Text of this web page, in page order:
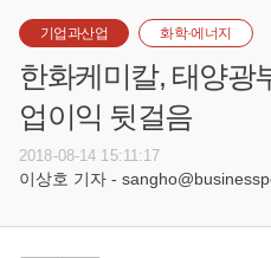
기업과산업 화학·에너지
한화케미칼, 태양광
업이익 뒷걸음
2018-08-14 15:11:17
이상호 기자 -